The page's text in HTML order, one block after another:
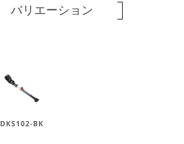
バリエーション
DKS102-BK